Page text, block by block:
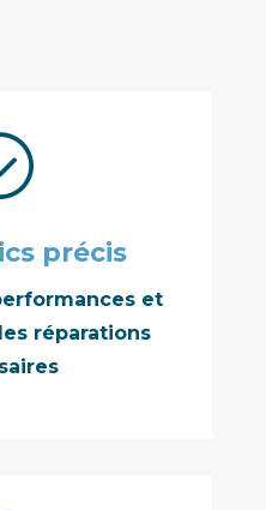
précis
et
réparations